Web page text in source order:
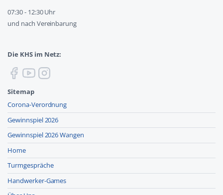
07:30 - 12:30 Uhr
und nach Vereinbarung
Die KHS im Netz:
Sitemap
Corona-Verordnung
Gewinnspiel 2026
Gewinnspiel 2026 Wangen
Home
Turmgespräche
Handwerker-Games